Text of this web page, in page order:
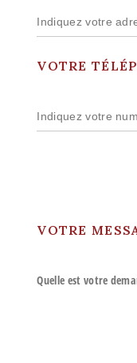
VOTRE
VOTRE